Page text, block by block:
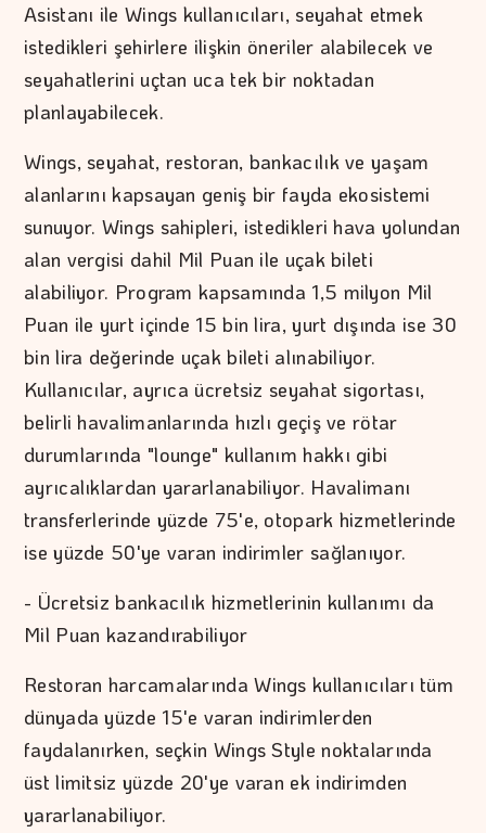
Asistanı ile Wings kullanıcıları, seyahat etmek
istedikleri şehirlere ilişkin öneriler alabilecek ve
seyahatlerini uçtan uca tek bir noktadan
planlayabilecek.
Wings, seyahat, restoran, bankacılık ve yaşam
alanlarını kapsayan geniş bir fayda ekosistemi
sunuyor. Wings sahipleri, istedikleri hava yolundan
alan vergisi dahil Mil Puan ile uçak bileti
alabiliyor. Program kapsamında 1,5 milyon Mil
Puan ile yurt içinde 15 bin lira, yurt dışında ise 30
bin lira değerinde uçak bileti alınabiliyor.
Kullanıcılar, ayrıca ücretsiz seyahat sigortası,
belirli havalimanlarında hızlı geçiş ve rötar
durumlarında "lounge" kullanım hakkı gibi
ayrıcalıklardan yararlanabiliyor. Havalimanı
transferlerinde yüzde 75'e, otopark hizmetlerinde
ise yüzde 50'ye varan indirimler sağlanıyor.
- Ücretsiz bankacılık hizmetlerinin kullanımı da
Mil Puan kazandırabiliyor
Restoran harcamalarında Wings kullanıcıları tüm
dünyada yüzde 15'e varan indirimlerden
faydalanırken, seçkin Wings Style noktalarında
üst limitsiz yüzde 20'ye varan ek indirimden
yararlanabiliyor.